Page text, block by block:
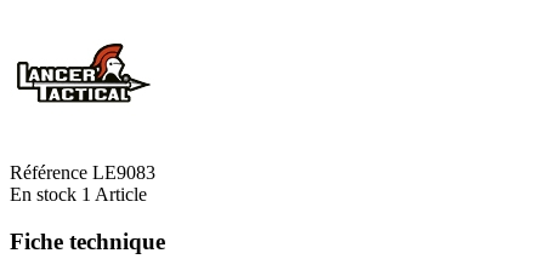
Référence LE9083
En stock 1 Article
Fiche technique